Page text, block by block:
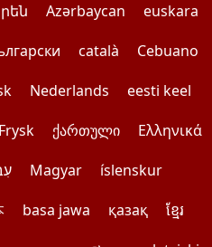
Azərbaycan
euskara
català
Cebuano
Nederlands
eesti keel
Frysk ქართული
Ελληνικά
Magyar
íslenskur
basa jawa қазақ
ខ្មែរ